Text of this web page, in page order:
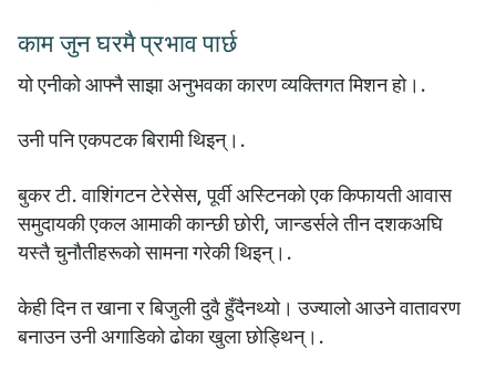
काम जुन घरमै प्रभाव पार्छ
यो एनीको आफ्नै साझा अनुभवका कारण व्यक्तिगत मिशन हो।.
उनी पनि एकपटक बिरामी थिइन्।.
बुकर टी. वाशिंगटन टेरेसेस, पूर्वी अस्टिनको एक किफायती आवास
समुदायकी एकल आमाकी कान्छी छोरी, जान्डर्सले तीन दशकअघि
यस्तै चुनौतीहरूको सामना गरेकी थिइन्।.
केही दिन त खाना र बिजुली दुवै हुँदैनथ्यो। उज्यालो आउने वातावरण
बनाउन उनी अगाडिको ढोका खुला छोड्थिन्।.